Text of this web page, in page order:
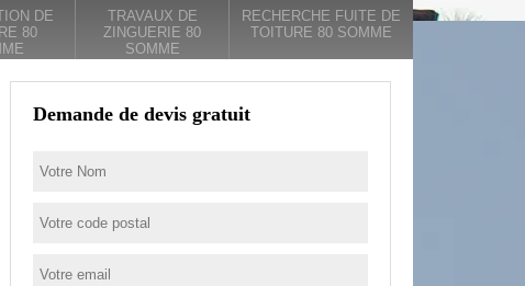
DE
80
TRAVAUX DE
ZINGUERIE 80
SOMME
RECHERCHE FUITE DE
TOITURE 80 SOMME
Demande de devis gratuit